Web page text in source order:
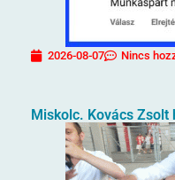
2026-08-07 Nincs
Miskolc. Kovács